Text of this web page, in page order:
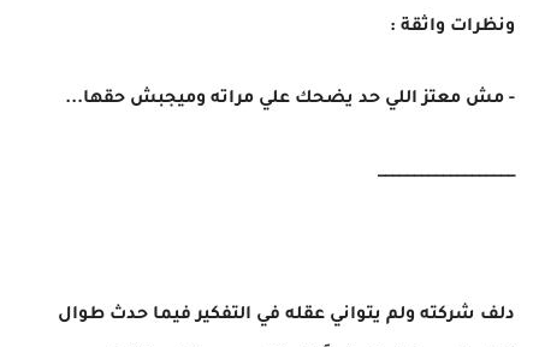
ونظرات واثقة :
- مش معتز اللي حد يضحك علي مراته وميجبش حقها...
___________________
دلف شركته ولم يتواني عقله في التفكير فيما حدث طوال